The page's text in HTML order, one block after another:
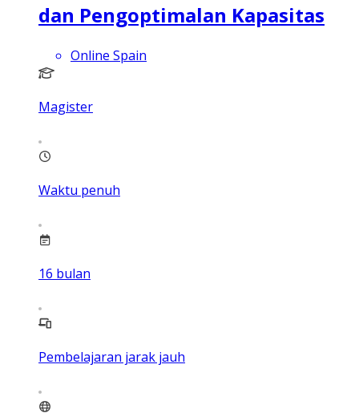
dan Pengoptimalan Kapasitas
Online Spain
Magister
Waktu penuh
16 bulan
Pembelajaran jarak jauh